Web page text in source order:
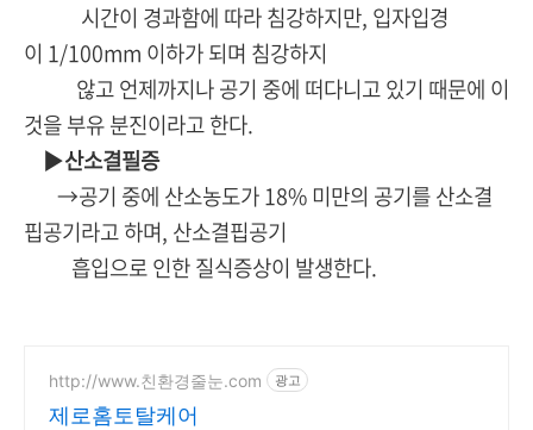
시간이 경과함에 따라 침강하지만, 입자입경
이 1/100mm 이하가 되며 침강하지
않고 언제까지나 공기 중에 떠다니고 있기 때문에 이
것을 부유 분진이라고 한다.
▶산소결필증
→공기 중에 산소농도가 18% 미만의 공기를 산소결
핍공기라고 하며, 산소결핍공기
흡입으로 인한 질식증상이 발생한다.
http://www.친환경줄눈.com 광고
제로홈토탈케어